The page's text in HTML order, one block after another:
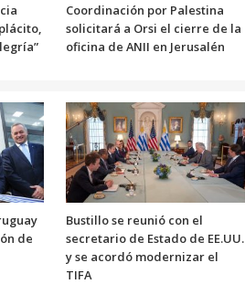
Coordinación por Palestina
solicitará a Orsi el cierre de la
oficina de ANII en Jerusalén
de
Bustillo se reunió con el
secretario de Estado de EE.UU.
y se acordó modernizar el
TIFA